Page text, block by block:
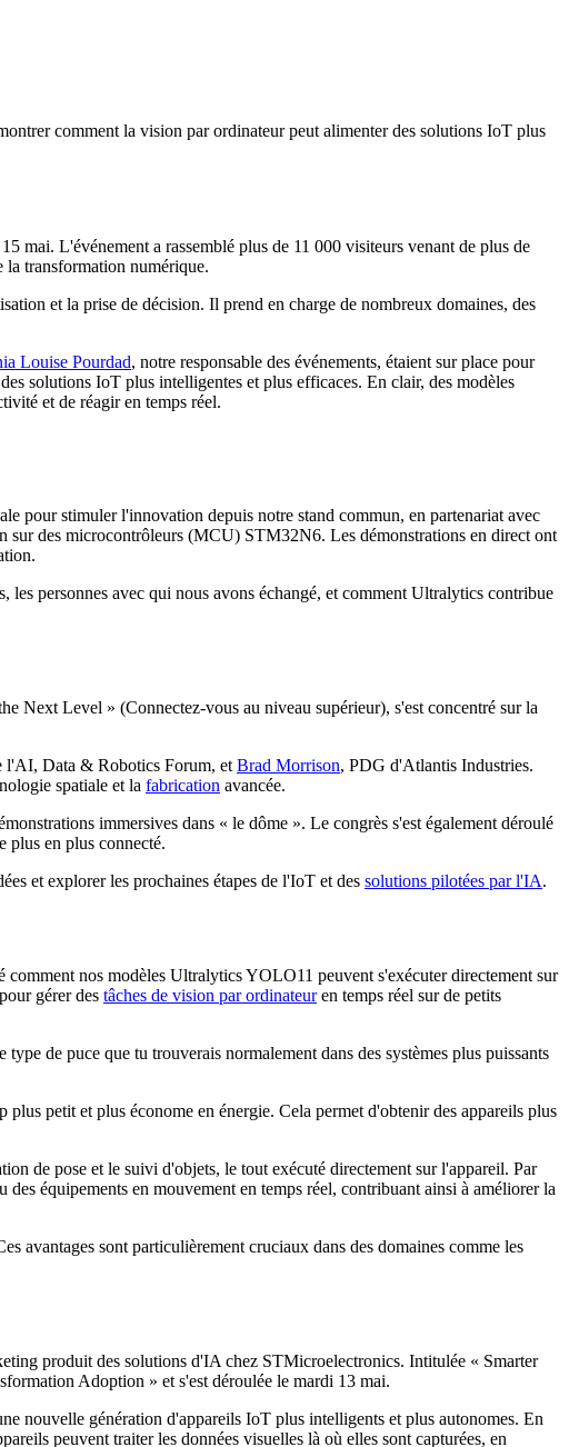
comment la vision par ordinateur peut alimenter des solutions IoT plus
mai. L'événement a rassemblé plus de 11 000 visiteurs venant de plus de
transformation numérique.
et la prise de décision. Il prend en charge de nombreux domaines, des
Louise Pourdad, notre responsable des événements, étaient sur place pour
solutions IoT plus intelligentes et plus efficaces. En clair, des modèles
et de réagir en temps réel.
pour stimuler l'innovation depuis notre stand commun, en partenariat avec
sur des microcontrôleurs (MCU) STM32N6. Les démonstrations en direct ont
personnes avec qui nous avons échangé, et comment Ultralytics contribue
Next Level » (Connectez-vous au niveau supérieur), s'est concentré sur la
l'AI, Data & Robotics Forum, et Brad Morrison, PDG d'Atlantis Industries.
spatiale et la fabrication avancée.
immersives dans « le dôme ». Le congrès s'est également déroulé
plus en plus connecté.
et explorer les prochaines étapes de l'IoT et des solutions pilotées par l'IA.
nos modèles Ultralytics YOLO11 peuvent s'exécuter directement sur
gérer des tâches de vision par ordinateuren temps réel sur de petits
de puce que tu trouverais normalement dans des systèmes plus puissants
petit et plus économe en énergie. Cela permet d'obtenir des appareils plus
de pose et le suivi d'objets, le tout exécuté directement sur l'appareil. Par
équipements en mouvement en temps réel, contribuant ainsi à améliorer la
avantages sont particulièrement cruciaux dans des domaines comme les
produit des solutions d'IA chez STMicroelectronics. Intitulée « Smarter
Adoption » et s'est déroulée le mardi 13 mai.
nouvelle génération d'appareils IoT plus intelligents et plus autonomes. En
peuvent traiter les données visuelles là où elles sont capturées, en